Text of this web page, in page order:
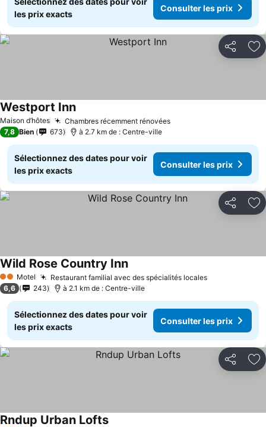
les prix exacts
Consulter les prix
Partager
Maison d’hôtes Chambres récemment rénovéesConsulter les prix
Westport InnConsulter les prix
7,8 Bien 673 à 2.7 km de : Centre-ville
Sélectionnez des dates pour voir
les prix exacts
Consulter les prix
Partager
2 ÉtoilesMotel Restaurant familial avec des spécialités localesConsulter
Wild Rose Country InnConsulter les prix
6,6 243 à 2.1 km de : Centre-ville
Sélectionnez des dates pour voir
les prix exacts
Consulter les prix
Partager
Rndup Urban Lofts